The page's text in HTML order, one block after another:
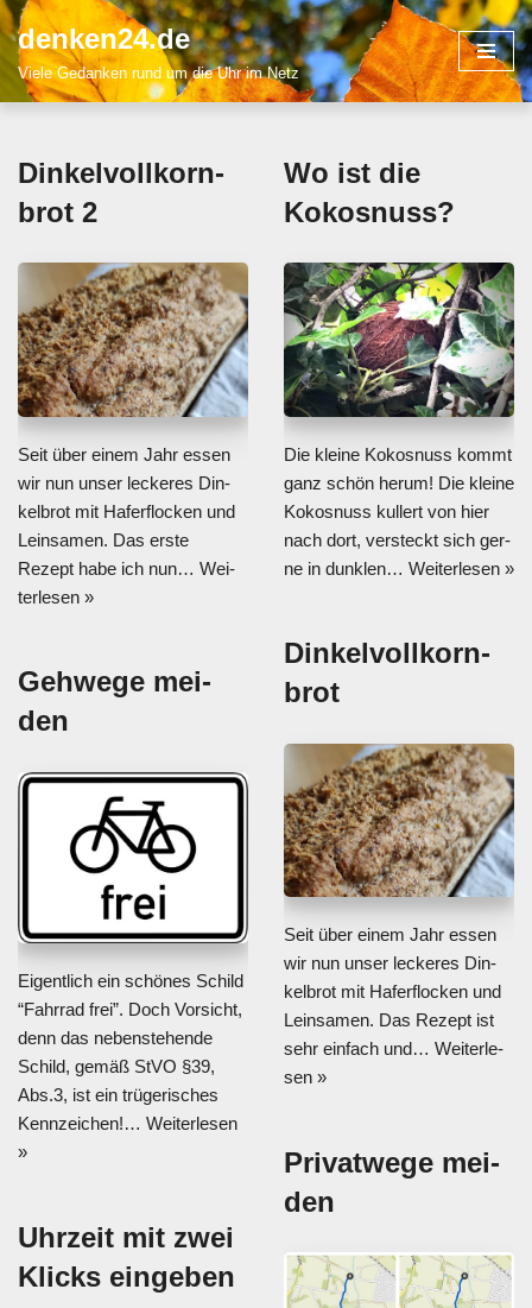
Zum
Inhalt
denken24.de
Viele Gedanken rund um die Uhr im Netz
Din­kel­voll­korn­
brot 2
Seit über einem Jahr essen
wir nun unser lecke­res Din­
kel­brot mit Hafer­flo­cken und
Lein­sa­men. Das ers­te
Rezept habe ich nun… Wei­
ter­le­sen »
Wo ist die
Kokos­nuss?
Die klei­ne Kokos­nuss kommt
ganz schön her­um! Die klei­ne
Kokos­nuss kul­lert von hier
nach dort, ver­steckt sich ger­
ne in dunk­len… Wei­ter­le­sen »
Din­kel­voll­korn­
brot
Seit über einem Jahr essen
wir nun unser lecke­res Din­
kel­brot mit Hafer­flo­cken und
Lein­sa­men. Das Rezept ist
sehr ein­fach und… Wei­ter­le­
sen »
Geh­we­ge mei­
den
Eigent­lich ein schö­nes Schild
“Fahr­rad frei”. Doch Vor­sicht,
denn das neben­ste­hen­de
Schild, gemäß StVO §39,
Abs.3, ist ein trü­ge­ri­sches
Kenn­zei­chen!… Wei­ter­le­sen
»
Pri­vat­we­ge mei­
den
Uhr­zeit mit zwei
Klicks ein­ge­ben